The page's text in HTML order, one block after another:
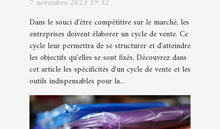
7 novembre 2023 19:32
Dans le souci d'être compétitive sur le marché, les
entreprises doivent élaborer un cycle de vente. Ce
cycle leur permettra de se structurer et d'atteindre
les objectifs qu'elles se sont fixés. Découvrez dans
cet article les spécificités d'un cycle de vente et les
outils indispensables pour la...